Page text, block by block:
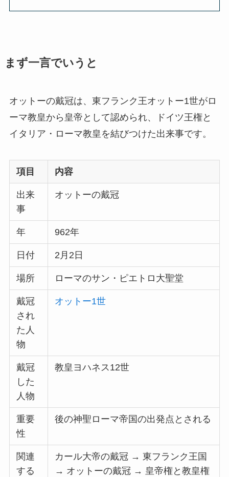
まず一言でいうと
オットーの戴冠は、東フランク王オットー1世がロ
ーマ教皇から皇帝として認められ、ドイツ王権と
イタリア・ローマ教皇を結びつけた出来事です。
項目 内容
出来
事
オットーの戴冠
年 962年
日付 2月2日
場所 ローマのサン・ピエトロ大聖堂
戴冠
され
た人
物
オットー1世
戴冠
した
人物
教皇ヨハネス12世
重要
性
後の神聖ローマ帝国の出発点とされる
関連
する
カール大帝の戴冠 → 東フランク王国
→ オットーの戴冠 → 皇帝権と教皇権